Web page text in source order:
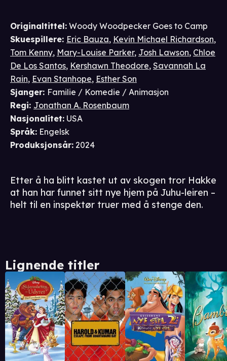
Originaltittel: Woody Woodpecker Goes to Camp
Skuespillere: Eric Bauza, Kevin Michael Richardson,
Tom Kenny, Mary-Louise Parker, Josh Lawson, Chloe
De Los Santos, Kershawn Theodore, Savannah La
Rain, Evan Stanhope, Esther Son
Sjanger: Familie / Komedie / Animasjon
Regi: Jonathan A. Rosenbaum
Nasjonalitet: USA
Språk: Engelsk
Produksjonsår: 2024
Etter å ha blitt kastet ut av skogen tror Hakke
at han har funnet sitt nye hjem på Juhu-leiren –
helt til en inspektør truer med å stenge den.
Lignende titler